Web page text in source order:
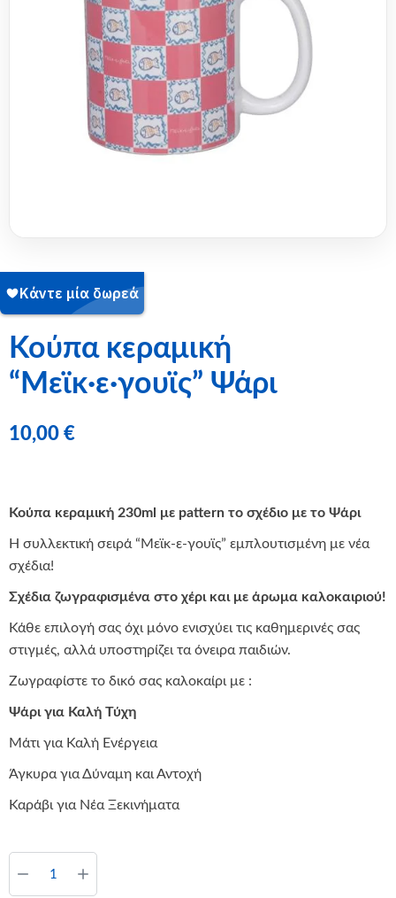
SKU:14-2503-001
Κούπα κεραμική
“Μεϊκ·ε·γουϊς” Ψάρι
10,00 €
Κούπα κεραμική 230ml με pattern το σχέδιο με το Ψάρι
Η συλλεκτική σειρά “Μεϊκ-ε-γουϊς” εμπλουτισμένη με νέα
σχέδια!
Σχέδια ζωγραφισμένα στο χέρι και με άρωμα καλοκαιριού!
Κάθε επιλογή σας όχι μόνο ενισχύει τις καθημερινές σας
στιγμές, αλλά υποστηρίζει τα όνειρα παιδιών.
Ζωγραφίστε το δικό σας καλοκαίρι με :
Ψάρι για Καλή Τύχη
Μάτι για Καλή Ενέργεια
Άγκυρα για Δύναμη και Αντοχή
Καράβι για Νέα Ξεκινήματα